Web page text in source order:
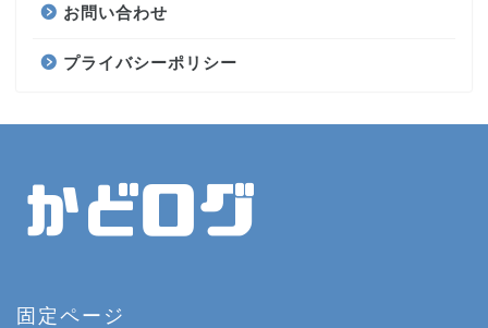
お問い合わせ
プライバシーポリシー
固定ページ